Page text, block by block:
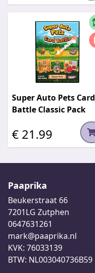
Super Auto Pets Card
Battle Classic Pack
€ 21.99
Paaprika
Beukerstraat 66
7201LG Zutphen
0647631261
mark@paaprika.nl
KVK: 76033139
BTW: NL003040736B59